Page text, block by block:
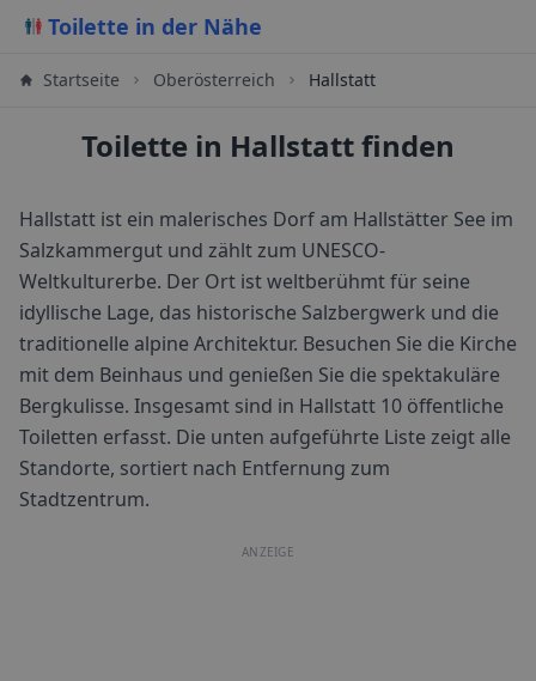
Toilette in der Nähe
Startseite Oberösterreich Hallstatt
Toilette in Hallstatt finden
Hallstatt ist ein malerisches Dorf am Hallstätter See im
Salzkammergut und zählt zum UNESCO-
Weltkulturerbe. Der Ort ist weltberühmt für seine
idyllische Lage, das historische Salzbergwerk und die
traditionelle alpine Architektur. Besuchen Sie die Kirche
mit dem Beinhaus und genießen Sie die spektakuläre
Bergkulisse. Insgesamt sind in Hallstatt 10 öffentliche
Toiletten erfasst. Die unten aufgeführte Liste zeigt alle
Standorte, sortiert nach Entfernung zum
Stadtzentrum.
ANZEIGE